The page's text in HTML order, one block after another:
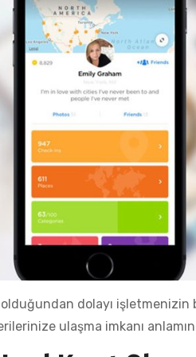
dolayı işletmenizin
ulaşma imkanı